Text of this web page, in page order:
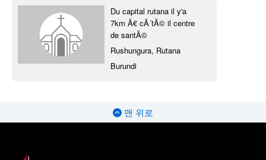
Du capital rutana il y'a
7km Ã€ cÃ´tÃ© il centre
de santÃ©
Rushungura, Rutana
Burundi
맨 위로